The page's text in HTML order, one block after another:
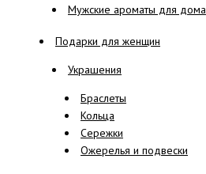
Мужские ароматы для дома
Подарки для женщин
Украшения
Браслеты
Кольца
Сережки
Ожерелья и подвески